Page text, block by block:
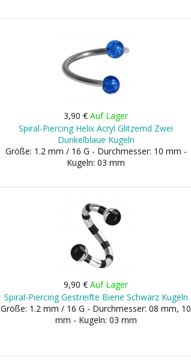
3,90 €Auf Lager
Spiral-Piercing Helix Acryl Glitzernd Zwei
Dunkelblaue Kugeln
Größe: 1.2 mm / 16 G - Durchmesser: 10 mm -
Kugeln: 03 mm
9,90 €Auf Lager
Spiral-Piercing Gestreifte Biene Schwarz Kugeln
Größe: 1.2 mm / 16 G - Durchmesser: 08 mm, 10
mm - Kugeln: 03 mm